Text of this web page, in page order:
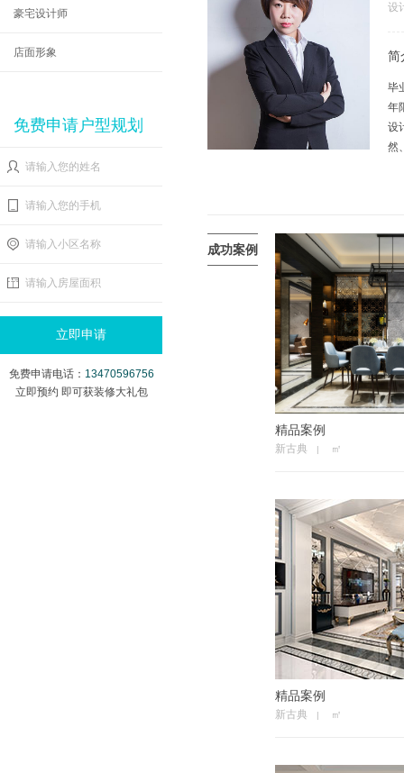
豪宅设计师
店面形象
免费申请户型规划
请输入您的姓名
请输入您的手机
请输入小区名称
请输入房屋面积
免费申请电话： 13470596756
立即预约 即可获装修大礼包
设
简
毕
年
设
然
成功案例
精品案例
新古典 | ㎡
精品案例
新古典 | ㎡